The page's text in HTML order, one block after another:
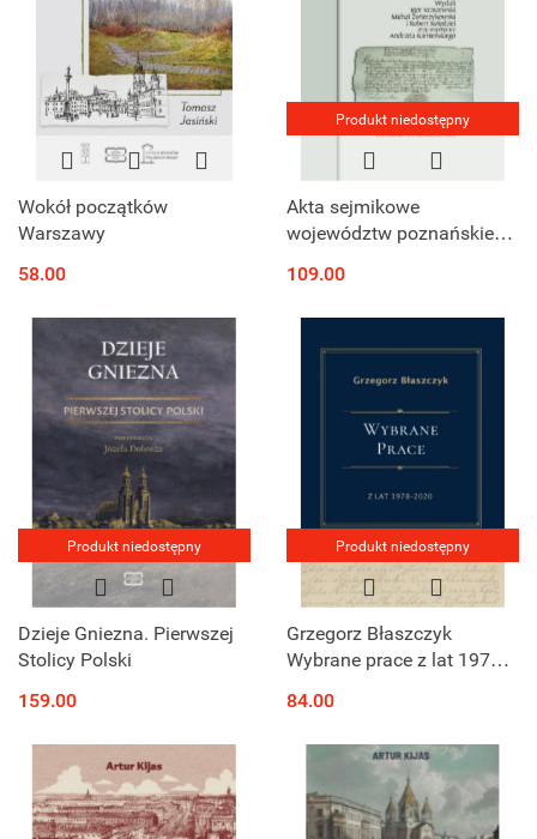
Wokół początków
Warszawy
58.00
Produkt niedostępny
Akta sejmikowe
województw poznańskiego
1655
109.00
Produkt niedostępny
Dzieje Gniezna. Pierwszej
Stolicy Polski
159.00
Produkt niedostępny
Grzegorz Błaszczyk
Wybrane prace z lat 1978 -
84.00